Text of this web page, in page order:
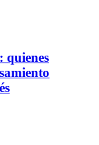
quienes